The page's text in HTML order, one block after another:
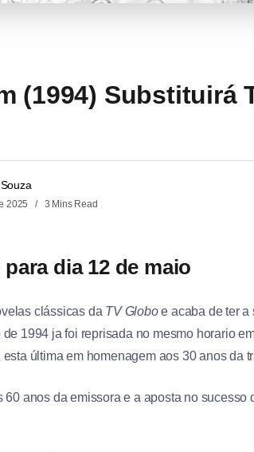
(1994) Substituirá
2025 3 Mins Read
dia 12 de maio
clássicas da TV Globoe acaba de ter a
1994 ja foi reprisada no mesmo horario
última em homenagem aos 30 anos da
anos da emissora e a aposta no sucesso